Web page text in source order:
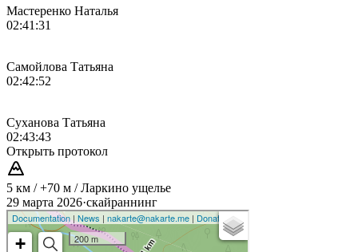
Мастеренко Наталья
02:41:31
Самойлова Татьяна
02:42:52
Суханова Татьяна
02:43:43
Открыть протокол
5 км / +70 м / Ларкино ущелье
29 марта 2026·скайраннинг